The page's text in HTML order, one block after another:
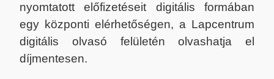
nyomtatott előfizetéseit digitális formában
egy központi elérhetőségen, a Lapcentrum
digitális olvasó felületén olvashatja el
díjmentesen.